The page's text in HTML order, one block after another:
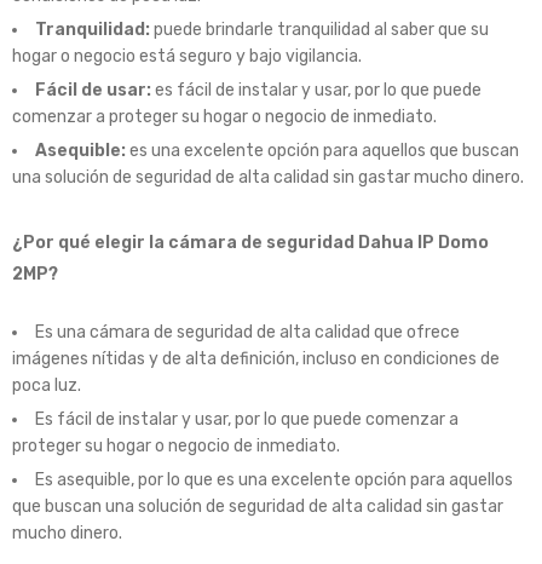
Tranquilidad: puede brindarle tranquilidad al saber que su
hogar o negocio está seguro y bajo vigilancia.
Fácil de usar: es fácil de instalar y usar, por lo que puede
comenzar a proteger su hogar o negocio de inmediato.
Asequible: es una excelente opción para aquellos que buscan
una solución de seguridad de alta calidad sin gastar mucho dinero.
¿Por qué elegir la cámara de seguridad Dahua IP Domo
2MP?
Es una cámara de seguridad de alta calidad que ofrece
imágenes nítidas y de alta definición, incluso en condiciones de
poca luz.
Es fácil de instalar y usar, por lo que puede comenzar a
proteger su hogar o negocio de inmediato.
Es asequible, por lo que es una excelente opción para aquellos
que buscan una solución de seguridad de alta calidad sin gastar
mucho dinero.